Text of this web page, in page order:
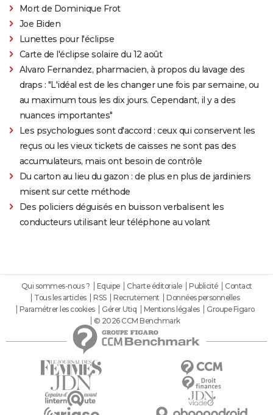
Mort de Dominique Frot
Joe Biden
Lunettes pour l'éclipse
Carte de l'éclipse solaire du 12 août
Alvaro Fernandez, pharmacien, à propos du lavage des
draps : "L'idéal est de les changer une fois par semaine, ou
au maximum tous les dix jours. Cependant, il y a des
nuances importantes"
Les psychologues sont d'accord : ceux qui conservent les
reçus ou les vieux tickets de caisses ne sont pas des
accumulateurs, mais ont besoin de contrôle
Du carton au lieu du gazon : de plus en plus de jardiniers
misent sur cette méthode
Des policiers déguisés en buisson verbalisent les
conducteurs utilisant leur téléphone au volant
Qui sommes-nous ? Equipe Charte éditoriale Publicité
Contact
Tous les articles
RSS Recrutement
Données personnelles
Paramétrer les cookies
Gérer Utiq Mentions légales
Groupe Figaro
© 2026 CCM Benchmark